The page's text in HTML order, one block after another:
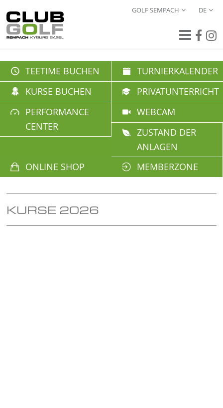
GOLF SEMPACH DE
TEETIME BUCHEN
TURNIERKALENDER
KURSE BUCHEN
PRIVATUNTERRICHT
PERFORMANCE
CENTER
WEBCAM
ZUSTAND DER
ANLAGEN
ONLINE SHOP
MEMBERZONE
KURSE 2026